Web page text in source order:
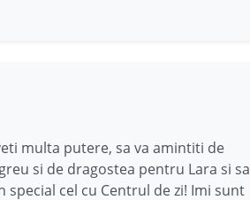
multa putere, sa va amintiti de
si de dragostea pentru Lara si sa
cel cu Centrul de zi! Imi sunt